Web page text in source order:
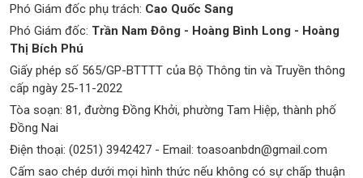
Phó Giám đốc phụ trách: Cao Quốc Sang
Phó Giám đốc: Trần Nam Đông - Hoàng Bình Long - Hoàng
Thị Bích Phú
Giấy phép số 565/GP-BTTTT của Bộ Thông tin và Truyền thông
cấp ngày 25-11-2022
Tòa soạn: 81, đường Đồng Khởi, phường Tam Hiệp, thành phố
Đồng Nai
Điện thoại: (0251) 3942427 - Email: toasoanbdn@gmail.com
Cấm sao chép dưới mọi hình thức nếu không có sự chấp thuận